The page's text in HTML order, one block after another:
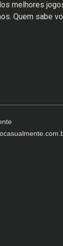
melhores
Quem sabe